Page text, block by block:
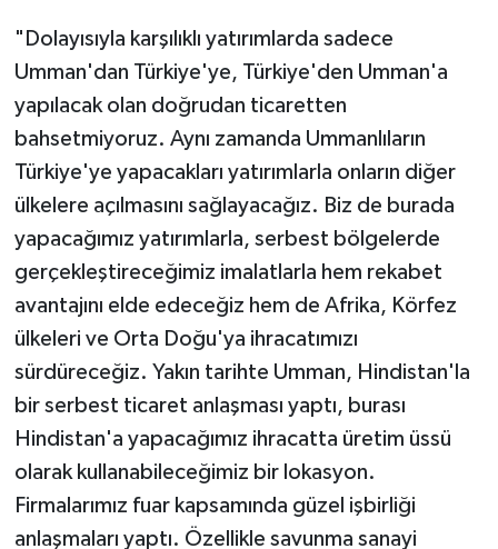
"Dolayısıyla karşılıklı yatırımlarda sadece
Umman'dan Türkiye'ye, Türkiye'den Umman'a
yapılacak olan doğrudan ticaretten
bahsetmiyoruz. Aynı zamanda Ummanlıların
Türkiye'ye yapacakları yatırımlarla onların diğer
ülkelere açılmasını sağlayacağız. Biz de burada
yapacağımız yatırımlarla, serbest bölgelerde
gerçekleştireceğimiz imalatlarla hem rekabet
avantajını elde edeceğiz hem de Afrika, Körfez
ülkeleri ve Orta Doğu'ya ihracatımızı
sürdüreceğiz. Yakın tarihte Umman, Hindistan'la
bir serbest ticaret anlaşması yaptı, burası
Hindistan'a yapacağımız ihracatta üretim üssü
olarak kullanabileceğimiz bir lokasyon.
Firmalarımız fuar kapsamında güzel işbirliği
anlaşmaları yaptı. Özellikle savunma sanayi